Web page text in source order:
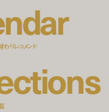
ndar
わりレコメンド
ctions